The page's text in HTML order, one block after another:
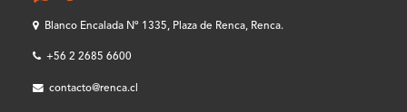
Blanco Encalada Nº 1335, Plaza de Renca, Renca.
+56 2 2685 6600
contacto@renca.cl